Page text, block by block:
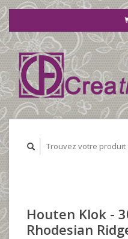
Houten Klok -
Rhodesian